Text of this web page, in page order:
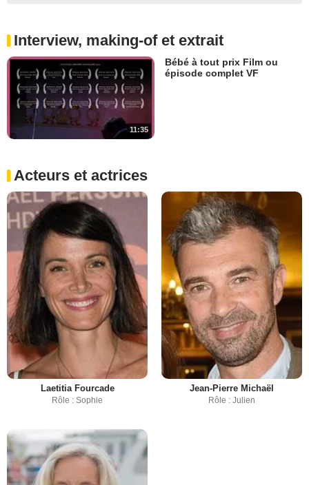
Interview, making-of et extrait
11:35
Bébé à tout prix Film ou
épisode complet VF
Acteurs et actrices
Laetitia Fourcade
Rôle : Sophie
Jean-Pierre Michaël
Rôle : Julien